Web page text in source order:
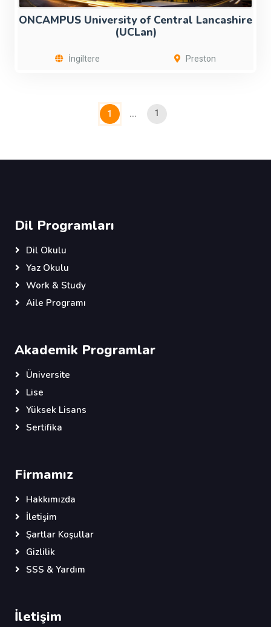
ONCAMPUS University of Central Lancashire
(UCLan)
İngiltere Preston
1 ... 1
Dil Programları
Dil Okulu
Yaz Okulu
Work & Study
Aile Programı
Akademik Programlar
Üniversite
Lise
Yüksek Lisans
Sertifika
Firmamız
Hakkımızda
İletişim
Şartlar Koşullar
Gizlilik
SSS & Yardım
İletişim